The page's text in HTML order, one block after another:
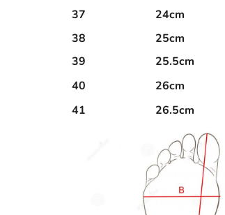
37
24cm
38
25cm
39
25.5cm
40
26cm
41
26.5cm